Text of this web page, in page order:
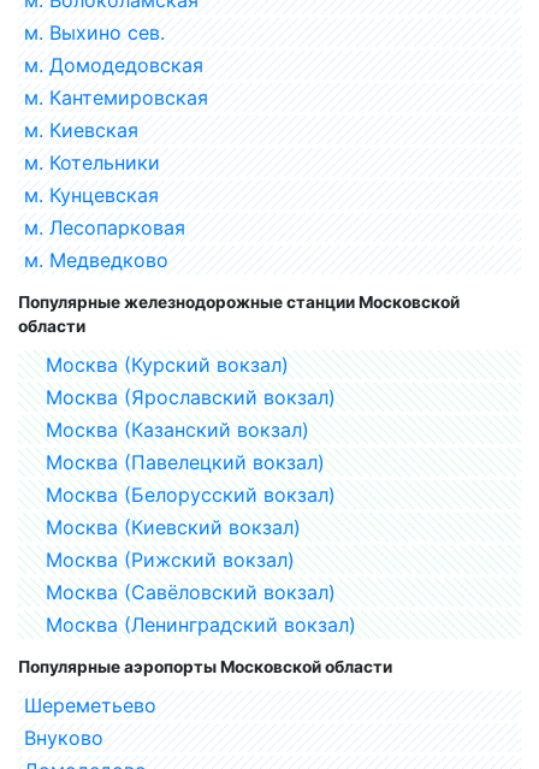
м. Выхино сев.
м. Домодедовская
м. Кантемировская
м. Киевская
м. Котельники
м. Кунцевская
м. Лесопарковая
м. Медведково
Популярные железнодорожные станции Московской
области
Москва (Курский вокзал)
Москва (Ярославский вокзал)
Москва (Казанский вокзал)
Москва (Павелецкий вокзал)
Москва (Белорусский вокзал)
Москва (Киевский вокзал)
Москва (Рижский вокзал)
Москва (Савёловский вокзал)
Москва (Ленинградский вокзал)
Популярные аэропорты Московской области
Шереметьево
Внуково